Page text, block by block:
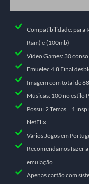
Compatibilidade: para
Ram) e (100mb)
Vídeo Games: 30
Emuelec 4.8 Final
Imagem com total de
Músicas: 100 no estilo
Possui 2 Temas = 1
NetFlix
Vários Jogos em
Recomendamos fazer
emulação
Apenas cartão com